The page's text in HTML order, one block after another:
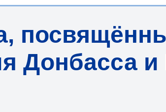
Донбасса